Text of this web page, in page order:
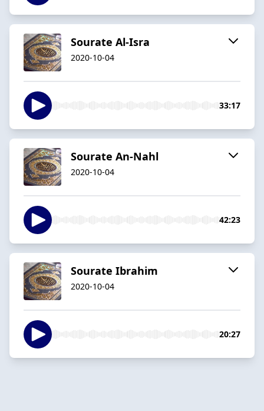
Sourate Al-Isra
2020-10-04
33:17
Sourate An-Nahl
2020-10-04
42:23
Sourate Ibrahim
2020-10-04
20:27